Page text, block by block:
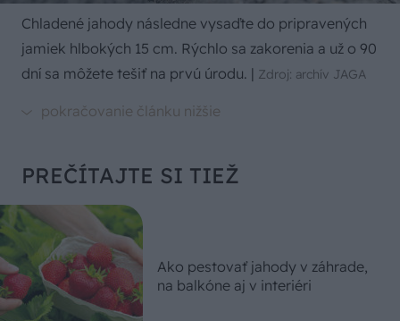
Chladené jahody následne vysaďte do pripravených
jamiek hlbokých 15 cm. Rýchlo sa zakorenia a už o 90
dní sa môžete tešiť na prvú úrodu. | Zdroj: archív JAGA
PREČÍTAJTE SI TIEŽ
Ako pestovať jahody v záhrade,
na balkóne aj v interiéri